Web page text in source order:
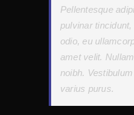
Pellentesque
pulvinar
odio, eu
amet velit.
noibh.
varius purus.